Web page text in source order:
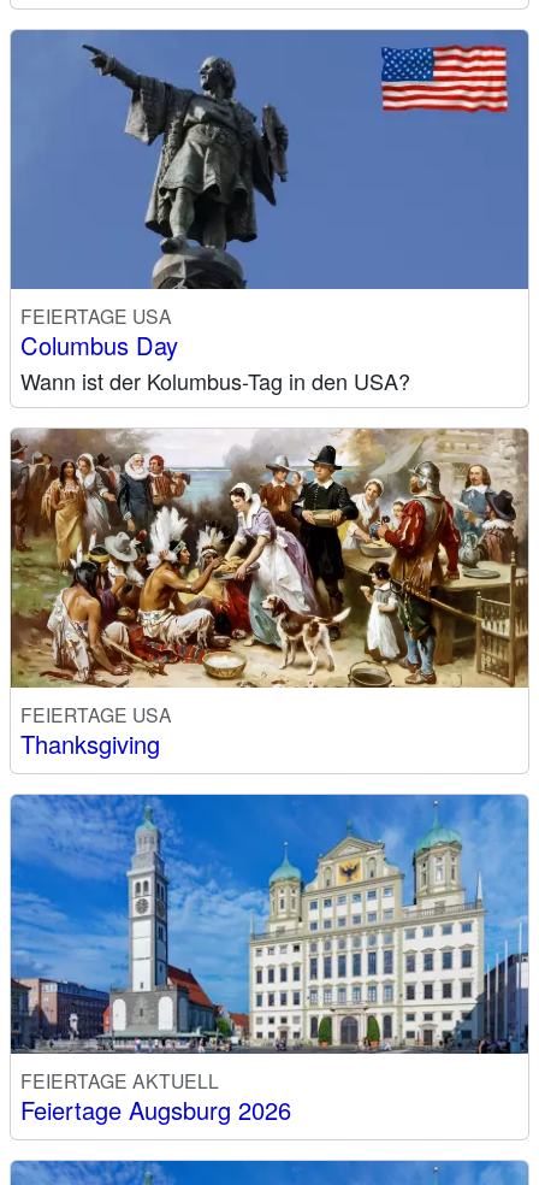
FEIERTAGE USA
Columbus Day
Wann ist der Kolumbus-Tag in den USA?
FEIERTAGE USA
Thanksgiving
FEIERTAGE AKTUELL
Feiertage Augsburg 2026